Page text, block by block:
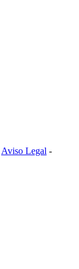
Aviso Legal -